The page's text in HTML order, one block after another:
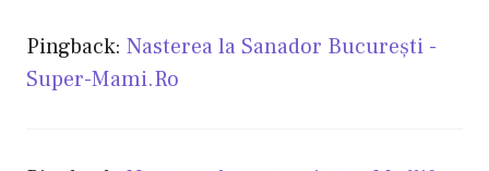
Pingback: Nasterea la Sanador Bucureşti -
Super-Mami.Ro